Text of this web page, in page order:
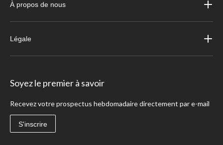
À propos de nous
Légale
Soyez le premier à savoir
Recevez votre prospectus hebdomadaire directement par e-mail
S'inscrire